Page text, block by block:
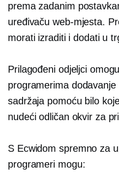
prema zadanim
uređivaču web-mjesta.
morati izraditi i dodati u
Prilagođeni odjeljci
programerima
sadržaja pomoću bilo
nudeći odličan okvir za
S Ecwidomspremno za
programeri mogu: